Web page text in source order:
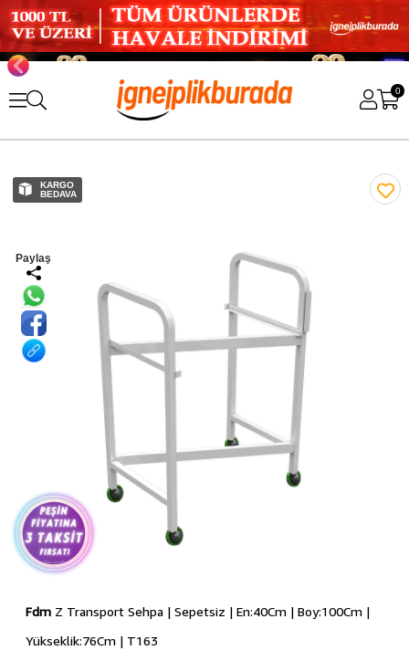
0
KARGO
BEDAVA
Paylaş
FdmZ Transport Sehpa | Sepetsiz | En:40Cm | Boy:100Cm |
Yükseklik:76Cm | T163